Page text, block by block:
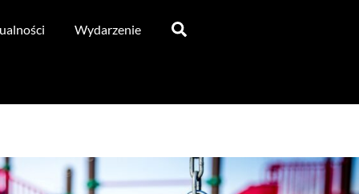
Wydarzenie